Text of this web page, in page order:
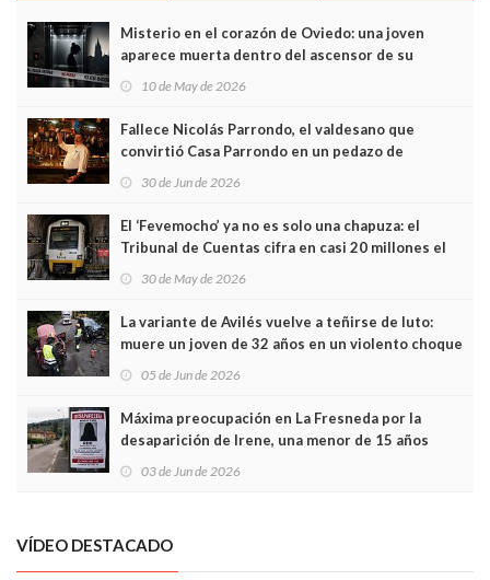
Misterio en el corazón de Oviedo: una joven
aparece muerta dentro del ascensor de su
edificio y las cámaras captan sus últimos minutos
10 de May de 2026
Fallece Nicolás Parrondo, el valdesano que
convirtió Casa Parrondo en un pedazo de
Asturias en Madrid
30 de Jun de 2026
El ‘Fevemocho’ ya no es solo una chapuza: el
Tribunal de Cuentas cifra en casi 20 millones el
sobrecoste de los trenes que no cabían por los
30 de May de 2026
La variante de Avilés vuelve a teñirse de luto:
muere un joven de 32 años en un violento choque
frontal
05 de Jun de 2026
Máxima preocupación en La Fresneda por la
desaparición de Irene, una menor de 15 años
03 de Jun de 2026
VÍDEO DESTACADO